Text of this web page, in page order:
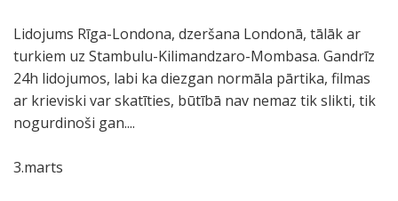
Lidojums Rīga-Londona, dzeršana Londonā, tālāk ar
turkiem uz Stambulu-Kilimandzaro-Mombasa. Gandrīz
24h lidojumos, labi ka diezgan normāla pārtika, filmas
ar krieviski var skatīties, būtībā nav nemaz tik slikti, tik
nogurdinoši gan....
3.marts